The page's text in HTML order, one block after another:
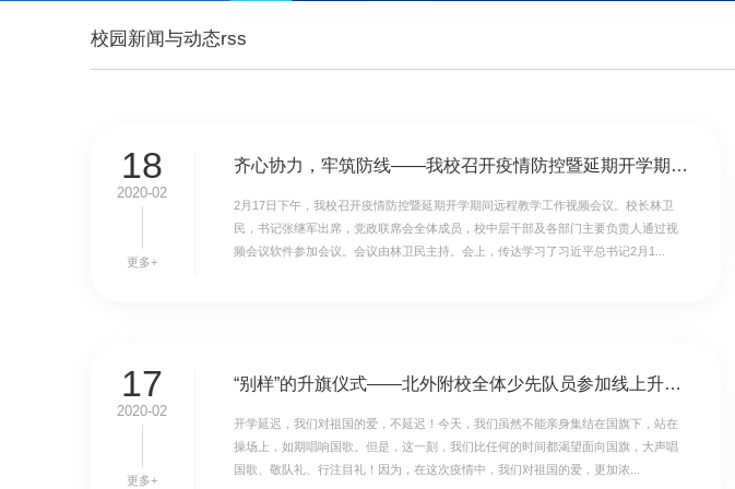
校园新闻与动态rss
18
2020-02
更多+
齐心协力，牢筑防线——我校召开疫情防控暨延期开学期间远程教学工作视频会议
2月17日下午，我校召开疫情防控暨延期开学期间远程教学工作视频会议。校长林卫
民，书记张继军出席，党政联席会全体成员，校中层干部及各部门主要负责人通过视
频会议软件参加会议。会议由林卫民主持。会上，传达学习了习近平总书记2月1...
17
2020-02
更多+
“别样”的升旗仪式——北外附校全体少先队员参加线上升旗仪式
​开学延迟，我们对祖国的爱，不延迟！今天，我们虽然不能亲身集结在国旗下，站在
操场上，如期唱响国歌。但是，这一刻，我们比任何的时间都渴望面向国旗，大声唱
国歌、敬队礼、行注目礼！因为，在这次疫情中，我们对祖国的爱，更加浓...